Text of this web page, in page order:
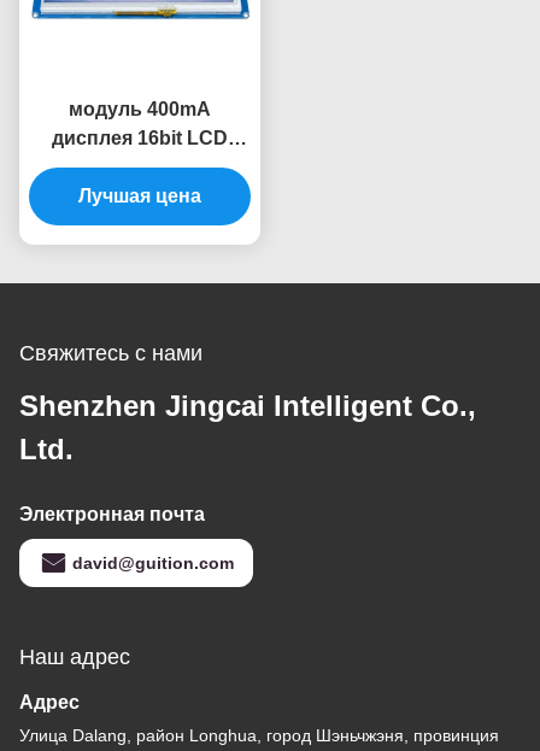
модуль 400mA
дисплея 16bit LCD
экран дисплея модуля
Tft Lcd 7 дюймов
умный
Лучшая цена
Свяжитесь с нами
Shenzhen Jingcai Intelligent Co.,
Ltd.
Электронная почта
david@guition.com
Наш адрес
Адрес
Улица Dalang, район Longhua, город Шэньчжэня, провинция